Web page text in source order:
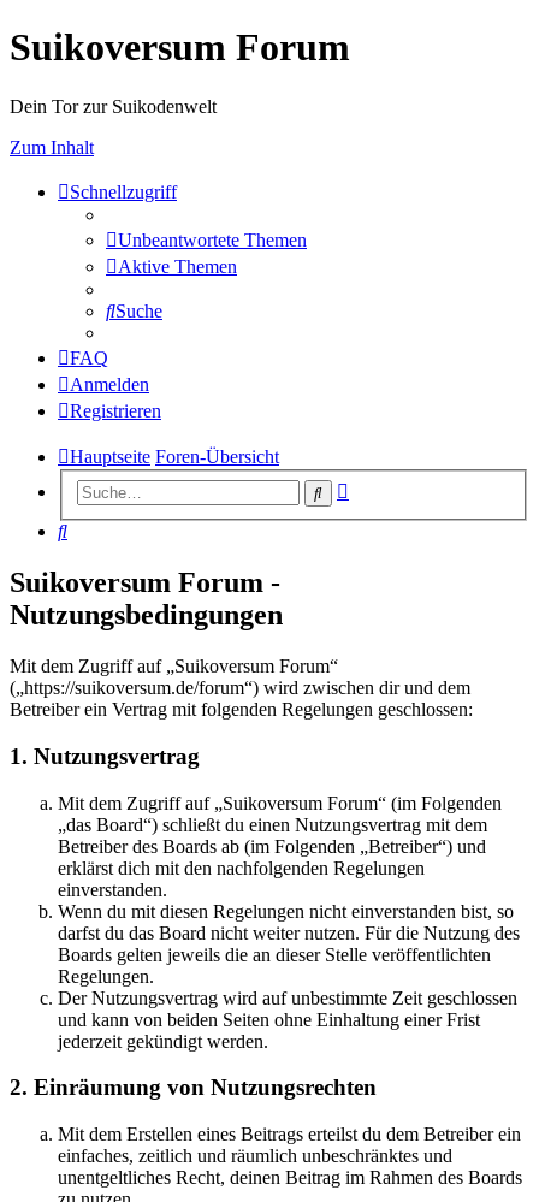
Suikoversum Forum
Dein Tor zur Suikodenwelt
Zum Inhalt
Schnellzugriff
Unbeantwortete Themen
Aktive Themen
Suche
FAQ
Anmelden
Registrieren
Hauptseite Foren-Übersicht
Suche
Suche
Suikoversum Forum -
Nutzungsbedingungen
Mit dem Zugriff auf „Suikoversum Forum“
(„https://suikoversum.de/forum“) wird zwischen dir und dem
Betreiber ein Vertrag mit folgenden Regelungen geschlossen:
1. Nutzungsvertrag
Mit dem Zugriff auf „Suikoversum Forum“ (im Folgenden
„das Board“) schließt du einen Nutzungsvertrag mit dem
Betreiber des Boards ab (im Folgenden „Betreiber“) und
erklärst dich mit den nachfolgenden Regelungen
einverstanden.
Wenn du mit diesen Regelungen nicht einverstanden bist, so
darfst du das Board nicht weiter nutzen. Für die Nutzung des
Boards gelten jeweils die an dieser Stelle veröffentlichten
Regelungen.
Der Nutzungsvertrag wird auf unbestimmte Zeit geschlossen
und kann von beiden Seiten ohne Einhaltung einer Frist
jederzeit gekündigt werden.
2. Einräumung von Nutzungsrechten
Mit dem Erstellen eines Beitrags erteilst du dem Betreiber ein
einfaches, zeitlich und räumlich unbeschränktes und
unentgeltliches Recht, deinen Beitrag im Rahmen des Boards